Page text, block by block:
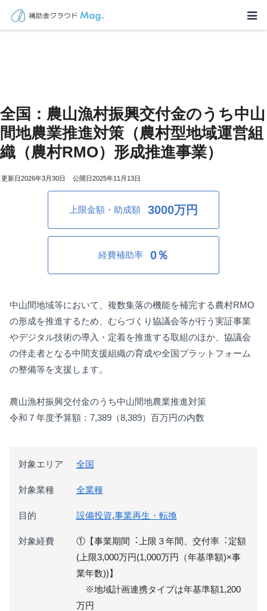
全国：農⼭漁村振興交付⾦のうち中⼭
間地農業推進対策（農村型地域運営組
織（農村RMO）形成推進事業）
2026年3月30日 2025年11月13日
上限金額・助成額 3000万円
経費補助率 0％
中⼭間地域等において、複数集落の機能を補完する農村RMO
の形成を推進するため、むらづくり協議会等が⾏う実証事業
やデジタル技術の導⼊・定着を推進する取組のほか、協議会
の伴⾛者となる中間⽀援組織の育成や全国プラットフォーム
の整備等を⽀援します。
農⼭漁村振興交付⾦のうち中⼭間地農業推進対策
令和７年度予算額：7,389（8,389）百万円の内数
対象エリア 全国
対象業種 全業種
目的 設備投資,事業再生・転換
対象経費
①【事業期間︓上限３年間、交付率︓定額
(上限3,000万円(1,000万円（年基準額)×事
業年数))】
※地域計画連携タイプは年基準額1,200
万円